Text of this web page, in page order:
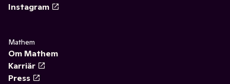
Instagram
Mathem
Om Mathem
Karriär
Press